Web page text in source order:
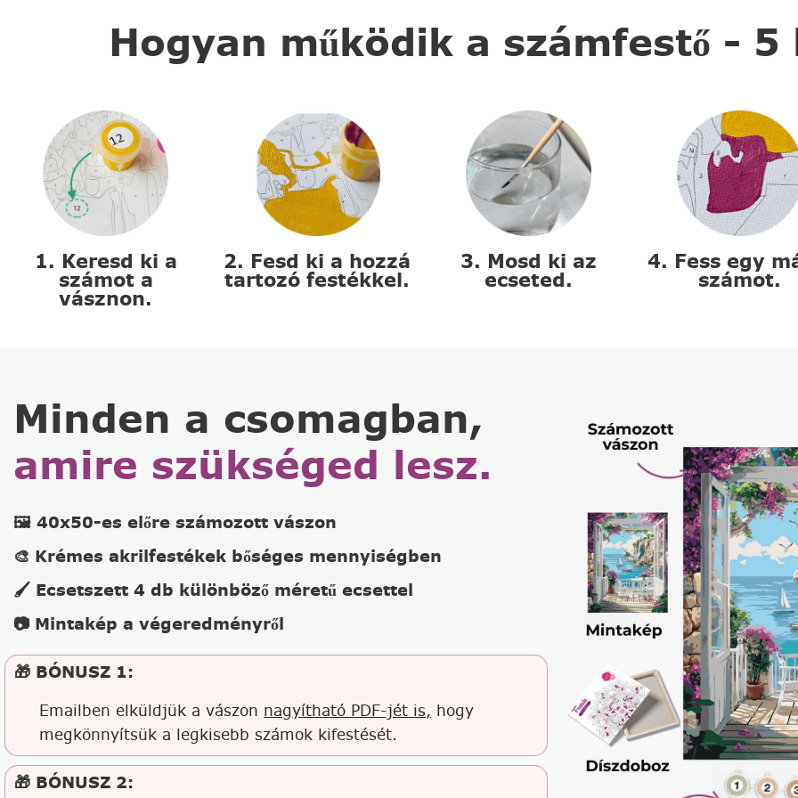
Hogyan működik a számfestő - 5
1. Keresd ki a
számot a
vásznon.
2. Fesd ki a hozzá
tartozó festékkel.
3. Mosd ki az
ecseted.
4. Fess egy
számot.
Minden a csomagban,
amire szükséged lesz.
🖼️ 40x50-es előre számozott vászon
🎨 Krémes akrilfestékek bőséges mennyiségben
🖌️ Ecsetszett 4 db különböző méretű ecsettel
📷 Mintakép a végeredményről
🎁 BÓNUSZ 1:
Emailben elküldjük a vászon nagyítható PDF-jét is, hogy
megkönnyítsük a legkisebb számok kifestését.
🎁 BÓNUSZ 2: